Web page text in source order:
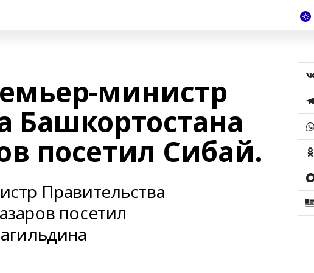
министр
Башкортостана
посетил Сибай.
Правительства
посетил